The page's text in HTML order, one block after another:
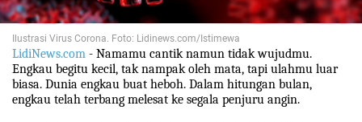
Ilustrasi Virus Corona. Foto: Lidinews.com/Istimewa
LidiNews.com - Namamu cantik namun tidak wujudmu.
Engkau begitu kecil, tak nampak oleh mata, tapi ulahmu luar
biasa. Dunia engkau buat heboh. Dalam hitungan bulan,
engkau telah terbang melesat ke segala penjuru angin.